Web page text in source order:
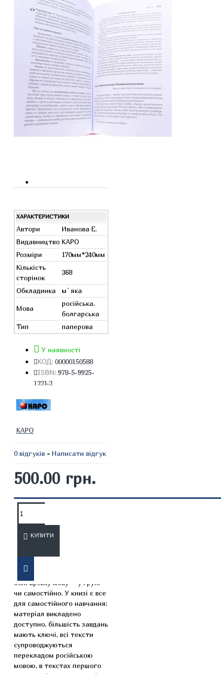
ХАРАКТЕРИСТИКИ
Автори
Иванова Е.
Видавництво КАРО
Розміри
170мм*240мм
Кількість
сторінок
368
Обкладинка м`яка
Мова
російська,
болгарська
Тип
паперова
У наявності
КОД: 00000150588
ISBN: 978-5-9925-
1221-2
КАРО
0 відгуків - Написати відгук
500.00 грн.
КУПИТИ
ОПИС
всіх, хто хоче вивчити
болгарську мову – у групі
чи самостійно. У книзі є все
для самостійного навчання:
матеріал викладено
доступно, більшість завдань
мають ключі, всі тексти
супроводжуються
перекладом російською
мовою, в текстах першого